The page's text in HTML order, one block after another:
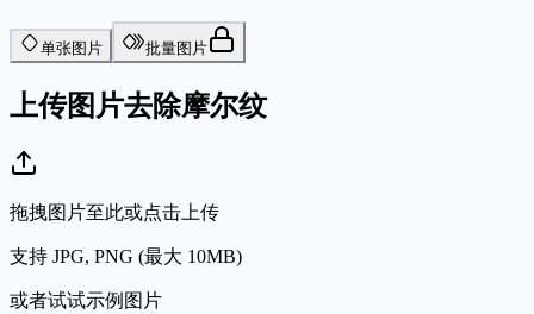
单张图片 批量图片
上传图片去除摩尔纹
拖拽图片至此或点击上传
支持 JPG, PNG (最大 10MB)
或者试试示例图片